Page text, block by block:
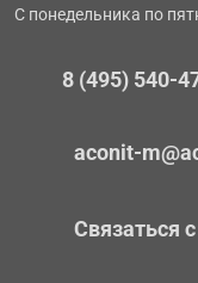
С понедельника по
8 (495) 540-
aconit-
Связаться